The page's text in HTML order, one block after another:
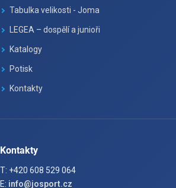
Tabulka velikosti - Joma
LEGEA – dospělí a junioři
Katalogy
Potisk
Kontakty
Kontakty
T: +420 608 529 064
E: info@josport.cz